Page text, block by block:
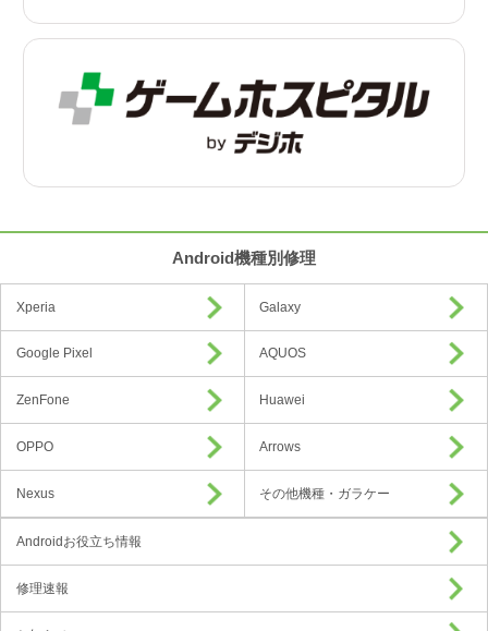
Android機種別修理
Xperia Galaxy
Google Pixel AQUOS
ZenFone Huawei
OPPO Arrows
Nexus その他機種・ガラケー
Androidお役立ち情報
修理速報